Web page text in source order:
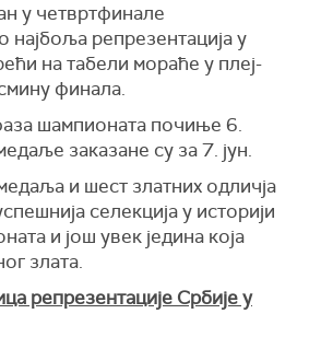
у четвртфинале
најбоља репрезентација у
на табели мораће у плеј-
финала.
шампионата почиње 6.
заказане су за 7. јун.
и шест златних одличја
селекција у историји
и још увек једина која
злата.
репрезентације Србије у